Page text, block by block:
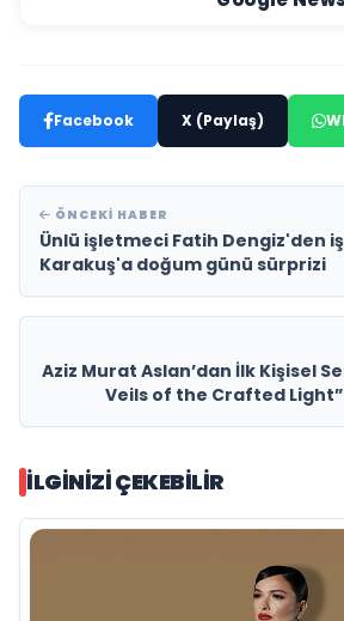
Facebook X (Paylaş)
ÖNCEKI HABER
Ünlü işletmeci Fatih Dengiz'den
Karakuş'a doğum günü sürprizi
Aziz Murat Aslan’dan İlk Kişisel
Veils of the Crafted
İLGINIZI ÇEKEBILIR